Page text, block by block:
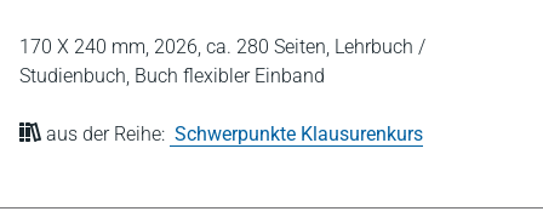
170 X 240 mm, 2026, ca. 280 Seiten, Lehrbuch /
Studienbuch, Buch flexibler Einband
aus der Reihe: Schwerpunkte Klausurenkurs